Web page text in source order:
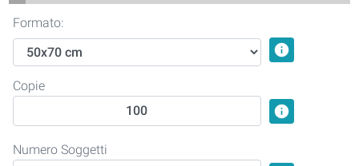
Formato:
info
Copie
info
Numero Soggetti